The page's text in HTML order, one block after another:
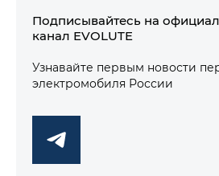
Подписывайтесь на
канал EVOLUTE
Узнавайте первым новости
электромобиля России